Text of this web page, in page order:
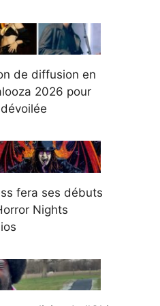
de diffusion en
2026 pour
fera ses débuts
Nights